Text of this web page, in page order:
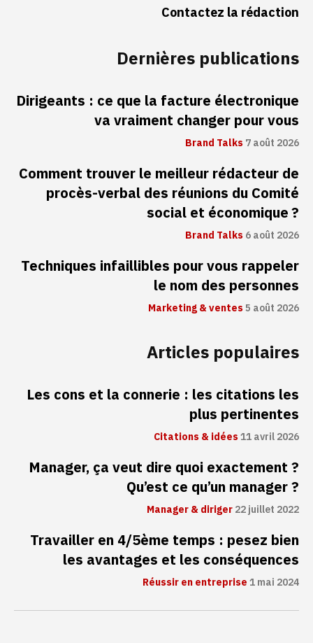
Contactez la rédaction
Dernières publications
Dirigeants : ce que la facture électronique
va vraiment changer pour vous
Brand Talks7 août 2026
Comment trouver le meilleur rédacteur de
procès-verbal des réunions du Comité
social et économique ?
Brand Talks6 août 2026
Techniques infaillibles pour vous rappeler
le nom des personnes
Marketing & ventes5 août 2026
Articles populaires
Les cons et la connerie : les citations les
plus pertinentes
Citations & idées11 avril 2026
Manager, ça veut dire quoi exactement ?
Qu’est ce qu’un manager ?
Manager & diriger22 juillet 2022
Travailler en 4/5ème temps : pesez bien
les avantages et les conséquences
Réussir en entreprise1 mai 2024